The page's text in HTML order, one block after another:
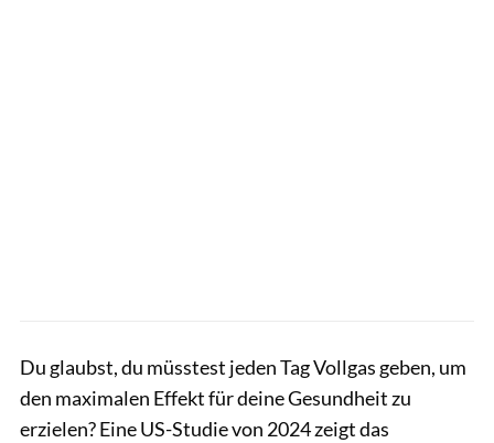
Du glaubst, du müsstest jeden Tag Vollgas geben, um
den maximalen Effekt für deine Gesundheit zu
erzielen? Eine US-Studie von 2024 zeigt das